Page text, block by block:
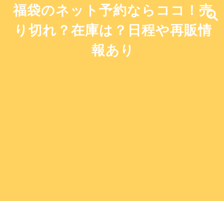
福袋のネット予約ならココ！売
り切れ？在庫は？日程や再販情
報あり